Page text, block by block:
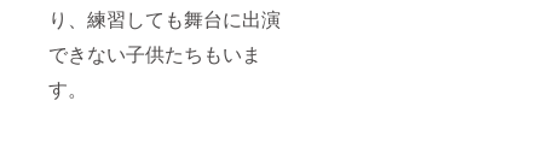
り、練習しても舞台に出演
できない子供たちもいま
す。